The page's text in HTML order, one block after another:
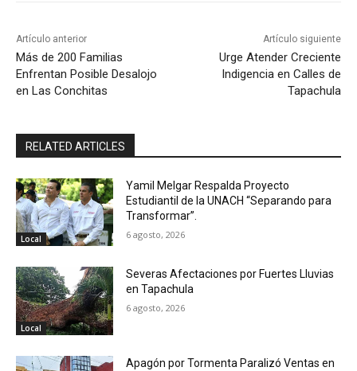
Artículo anterior
Más de 200 Familias
Enfrentan Posible Desalojo
en Las Conchitas
Artículo siguiente
Urge Atender Creciente
Indigencia en Calles de
Tapachula
RELATED ARTICLES
Local
Yamil Melgar Respalda Proyecto
Estudiantil de la UNACH “Separando para
Transformar”.
6 agosto, 2026
Local
Severas Afectaciones por Fuertes Lluvias
en Tapachula
6 agosto, 2026
Apagón por Tormenta Paralizó Ventas en